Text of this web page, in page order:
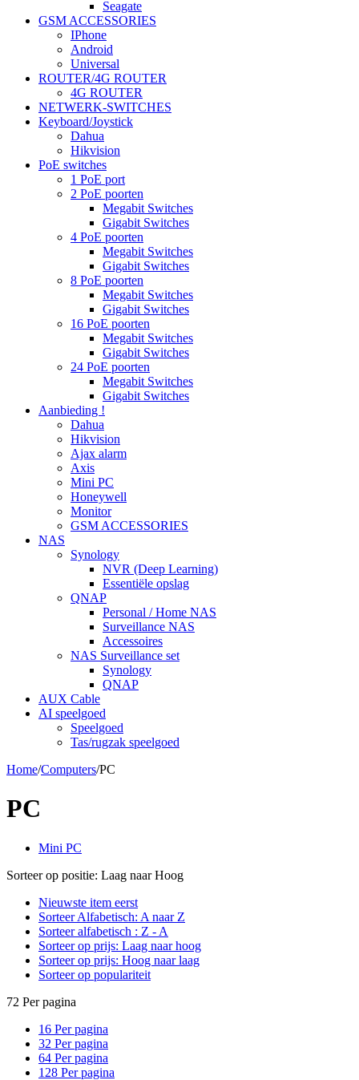
Seagate
GSM ACCESSORIES
IPhone
Android
Universal
ROUTER/4G ROUTER
4G ROUTER
NETWERK-SWITCHES
Keyboard/Joystick
Dahua
Hikvision
PoE switches
1 PoE port
2 PoE poorten
Megabit Switches
Gigabit Switches
4 PoE poorten
Megabit Switches
Gigabit Switches
8 PoE poorten
Megabit Switches
Gigabit Switches
16 PoE poorten
Megabit Switches
Gigabit Switches
24 PoE poorten
Megabit Switches
Gigabit Switches
Aanbieding !
Dahua
Hikvision
Ajax alarm
Axis
Mini PC
Honeywell
Monitor
GSM ACCESSORIES
NAS
Synology
NVR (Deep Learning)
Essentiële opslag
QNAP
Personal / Home NAS
Surveillance NAS
Accessoires
NAS Surveillance set
Synology
QNAP
AUX Cable
AI speelgoed
Speelgoed
Tas/rugzak speelgoed
Home/Computers/PC
PC
Mini PC
Sorteer op positie: Laag naar Hoog
Nieuwste item eerst
Sorteer Alfabetisch: A naar Z
Sorteer alfabetisch : Z - A
Sorteer op prijs: Laag naar hoog
Sorteer op prijs: Hoog naar laag
Sorteer op populariteit
72 Per pagina
16 Per pagina
32 Per pagina
64 Per pagina
128 Per pagina